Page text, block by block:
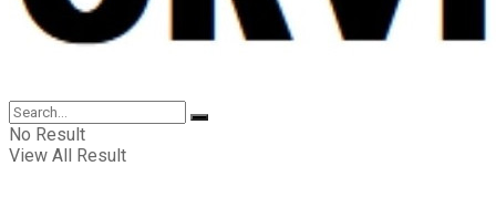
No Result
View All Result